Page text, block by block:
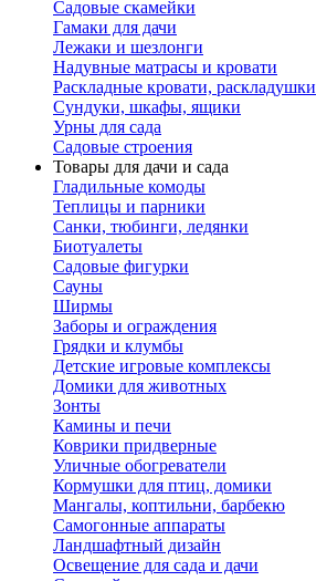
Садовые скамейки
Гамаки для дачи
Лежаки и шезлонги
Надувные матрасы и кровати
Раскладные кровати, раскладушки
Сундуки, шкафы, ящики
Урны для сада
Садовые строения
Товары для дачи и сада
Гладильные комоды
Теплицы и парники
Санки, тюбинги, ледянки
Биотуалеты
Садовые фигурки
Сауны
Ширмы
Заборы и ограждения
Грядки и клумбы
Детские игровые комплексы
Домики для животных
Зонты
Камины и печи
Коврики придверные
Уличные обогреватели
Кормушки для птиц, домики
Мангалы, коптильни, барбекю
Самогонные аппараты
Ландшафтный дизайн
Освещение для сада и дачи